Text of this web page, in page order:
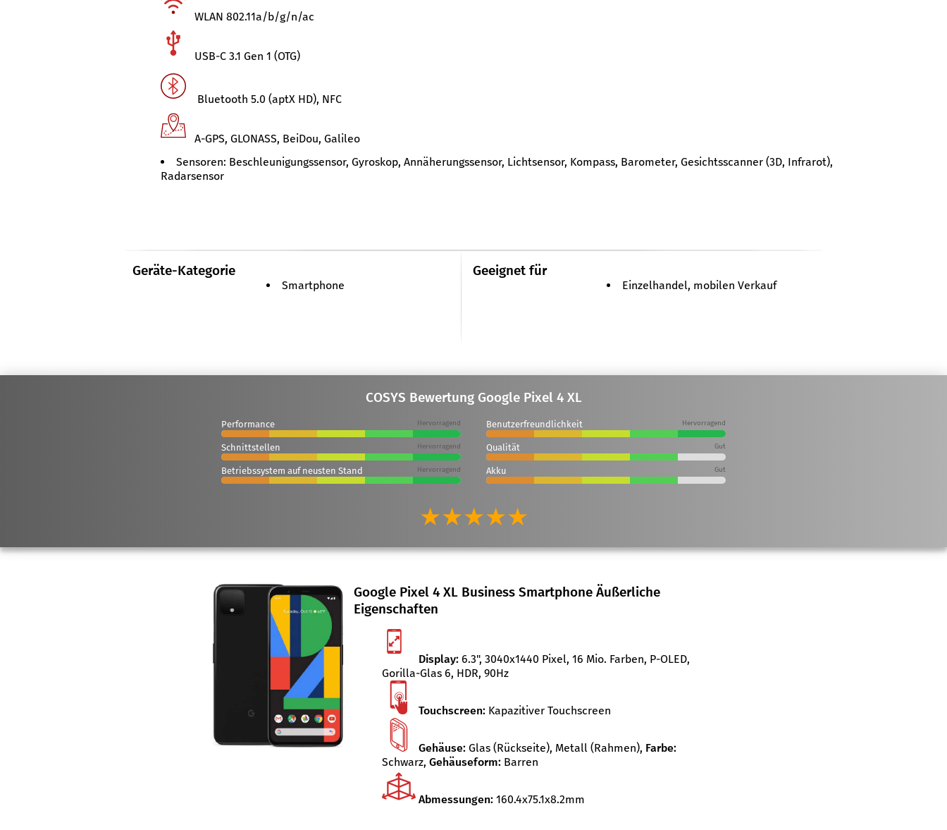
WLAN 802.11a/​b/​g/​n/​ac
USB-C 3.1 Gen 1 (OTG)
Bluetooth 5.0 (aptX HD), NFC
A-GPS, GLONASS, BeiDou, Galileo
Sensoren: Beschleunigungssensor, Gyroskop, Annäherungssensor, Lichtsensor, Kompass, Barometer, Gesichtsscanner (3D, Infrarot),
Radarsensor
Geräte-Kategorie
Smartphone
Geeignet für
Einzelhandel, mobilen Verkauf
COSYS Bewertung Google Pixel 4 XL
Performance Hervorragend
Schnittstellen Hervorragend
Betriebssystem auf neusten Stand Hervorragend
Benutzerfreundlichkeit Hervorragend
Qualität Gut
Akku Gut
★★★★★
Google Pixel 4 XL Business Smartphone Äußerliche
Eigenschaften
Display:6.3", 3040x1440 Pixel, 16 Mio. Farben, P-OLED,
Gorilla-Glas 6, HDR, 90Hz
Touchscreen:Kapazitiver Touchscreen
Gehäuse: Glas (Rückseite), Metall (Rahmen), Farbe:
Schwarz, Gehäuseform: Barren
Abmessungen: 160.4x75.1x8.2mm